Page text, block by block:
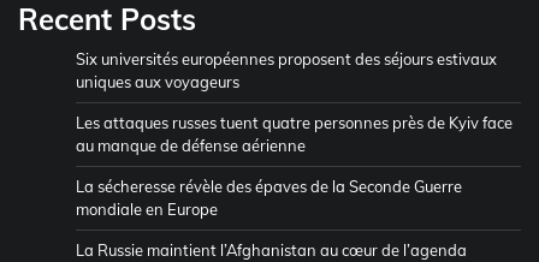
Recent Posts
Six universités européennes proposent des séjours estivaux
uniques aux voyageurs
Les attaques russes tuent quatre personnes près de Kyiv face
au manque de défense aérienne
La sécheresse révèle des épaves de la Seconde Guerre
mondiale en Europe
La Russie maintient l’Afghanistan au cœur de l’agenda